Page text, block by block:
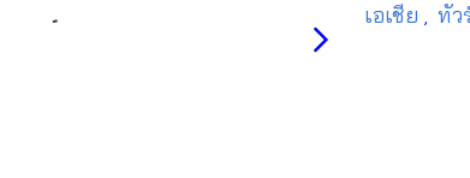
เอเชีย
ทัว